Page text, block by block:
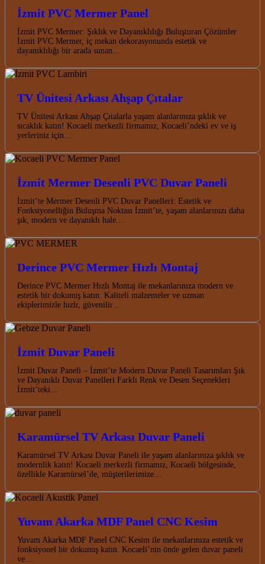
İzmit PVC Mermer Panel
İzmit PVC Mermer: Şıklık ve Dayanıklılığı Buluşturan Çözümler
İzmit PVC Mermer, iç mekan dekorasyonunda estetik ve
dayanıklılığı bir arada sunan…
TV Ünitesi Arkası Ahşap Çıtalar
TV Ünitesi Arkası Ahşap Çıtalarla yaşam alanlarınıza şıklık ve
sıcaklık katın! Kocaeli merkezli firmamız, Kocaeli’ndeki ev ve iş
yerleriniz için…
İzmit Mermer Desenli PVC Duvar Paneli
İzmit’te Mermer Desenli PVC Duvar Panelleri: Estetik ve
Fonksiyonelliğin Buluşma Noktası İzmit’te, yaşam alanlarınızı daha
şık, modern ve dayanıklı hale…
Derince PVC Mermer Hızlı Montaj
Derince PVC Mermer Hızlı Montaj ile mekanlarınıza modern ve
estetik bir dokunuş katın. Kaliteli malzemeler ve uzman
ekiplerimizle hızlı, güvenilir…
İzmit Duvar Paneli
İzmit Duvar Paneli – İzmit’te Modern Duvar Paneli Tasarımları Şık
ve Dayanıklı Duvar Panelleri Farklı Renk ve Desen Seçenekleri
İzmit’teki…
Karamürsel TV Arkası Duvar Paneli
Karamürsel TV Arkası Duvar Paneli ile yaşam alanlarınıza şıklık ve
modernlik katın! Kocaeli merkezli firmamız, Kocaeli bölgesinde,
özellikle Karamürsel’de, müşterilerimize…
Yuvam Akarka MDF Panel CNC Kesim
Yuvam Akarka MDF Panel CNC Kesim ile mekanlarınıza estetik ve
fonksiyonel bir dokunuş katın. Kocaeli’nin önde gelen duvar paneli
ve…